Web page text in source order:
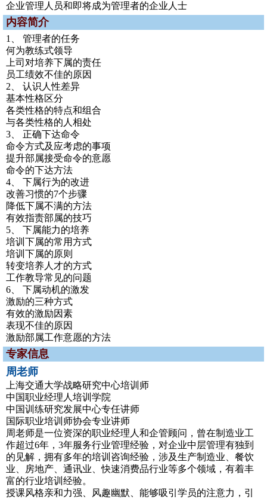
企业管理人员和即将成为管理者的企业人士
内容简介
1、 管理者的任务
何为教练式领导
上司对培养下属的责任
员工绩效不佳的原因
2、 认识人性差异
基本性格区分
各类性格的特点和组合
与各类性格的人相处
3、 正确下达命令
命令方式及应考虑的事项
提升部属接受命令的意愿
命令的下达方法
4、 下属行为的改进
改善习惯的7个步骤
降低下属不满的方法
有效指责部属的技巧
5、 下属能力的培养
培训下属的常用方式
培训下属的原则
转变培养人才的方式
工作教导常见的问题
6、 下属动机的激发
激励的三种方式
有效的激励因素
表现不佳的原因
激励部属工作意愿的方法
专家信息
周老师
上海交通大学战略研究中心培训师
中国职业经理人培训学院
中国训练研究发展中心专任讲师
国际职业培训师协会专业讲师
周老师是一位资深的职业经理人和企管顾问，曾在制造业工
作超过6年，3年服务行业管理经验，对企业中层管理有独到
的见解，拥有多年的培训咨询经验，涉及生产制造业、餐饮
业、房地产、通讯业、快速消费品行业等多个领域，有着丰
富的行业培训经验。
授课风格亲和力强、风趣幽默、能够吸引学员的注意力，引